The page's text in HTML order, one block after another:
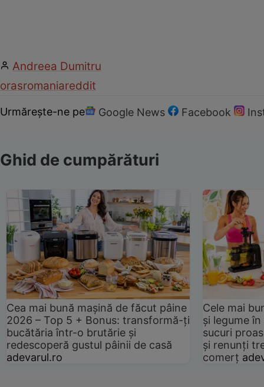
Andreea Dumitru
orasromaniareddit
Urmărește-ne pe Google News Facebook
Ghid de cumpărături
Cea mai bună mașină de făcut pâine
2026 – Top 5 + Bonus: transformă-ți
bucătăria într-o brutărie și
redescoperă gustul pâinii de casă
adevarul.ro
Cele mai
și legume
sucuri
și renunți
comerț